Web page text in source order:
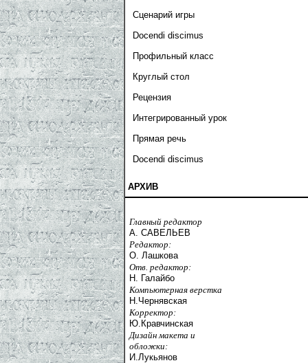
Сценарий игры
Docendi discimus
Профильный класс
Круглый стол
Рецензия
Интегрированный урок
Прямая речь
Docendi discimus
АРХИВ
Главный редактор
А. САВЕЛЬЕВ
Редактор:
О. Лашкова
Отв. редактор:
Н. Галайбо
Компьютерная верстка
Н.Чернявская
Корректор:
Ю.Кравчинская
Дизайн макета и
обложки:
И.Лукьянов